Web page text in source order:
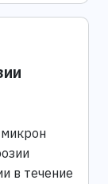
в течение